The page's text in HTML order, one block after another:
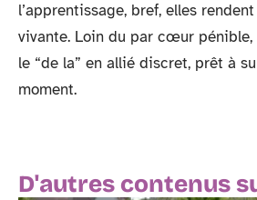
l’apprentissage, bref, elles
vivante. Loin du par cœur pénible,
le “de la” en allié discret, prêt à
moment.
D'autres contenus